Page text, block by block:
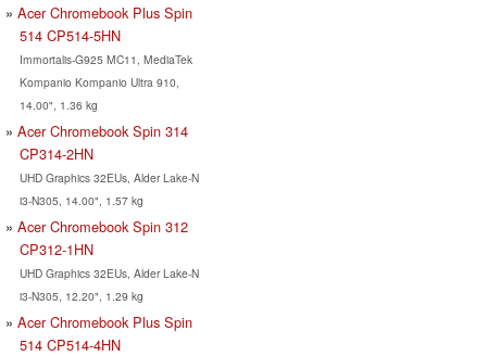
Acer Chromebook Plus Spin
514 CP514-5HN
Immortalis-G925 MC11, MediaTek
Kompanio Kompanio Ultra 910,
14.00", 1.36 kg
Acer Chromebook Spin 314
CP314-2HN
UHD Graphics 32EUs, Alder Lake-N
i3-N305, 14.00", 1.57 kg
Acer Chromebook Spin 312
CP312-1HN
UHD Graphics 32EUs, Alder Lake-N
i3-N305, 12.20", 1.29 kg
Acer Chromebook Plus Spin
514 CP514-4HN